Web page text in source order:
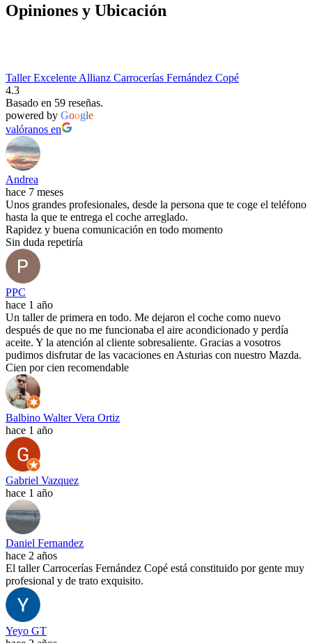
Opiniones y Ubicación
Taller Excelente Allianz Carrocerías Fernández Copé
4.3
Basado en 59 reseñas.
powered by Google
valóranos en
Andrea
hace 7 meses
Unos grandes profesionales, desde la persona que te coge el teléfono
hasta la que te entrega el coche arreglado.
Rapidez y buena comunicación en todo momento
Sin duda repetiría
PPC
hace 1 año
Un taller de primera en todo. Me dejaron el coche como nuevo
después de que no me funcionaba el aire acondicionado y perdía
aceite. Y la atención al cliente sobresaliente. Gracias a vosotros
pudimos disfrutar de las vacaciones en Asturias con nuestro Mazda.
Cien por cien recomendable
Balbino Walter Vera Ortiz
hace 1 año
Gabriel Vazquez
hace 1 año
Daniel Fernandez
hace 2 años
El taller Carrocerías Fernández Copé está constituido por gente muy
profesional y de trato exquisito.
Yeyo GT